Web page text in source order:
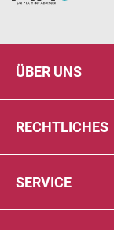
ÜBER UNS
RECHTLICHES
SERVICE